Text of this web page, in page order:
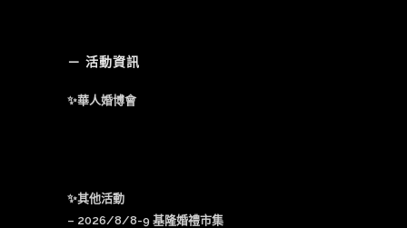
－ 活動資訊
✨華人婚博會
✨其他活動
– 2026/8/8-9 基隆婚禮市集